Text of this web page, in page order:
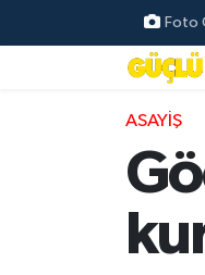
Foto
ASAYIŞ
Özel Haber
Resmi İlanlar